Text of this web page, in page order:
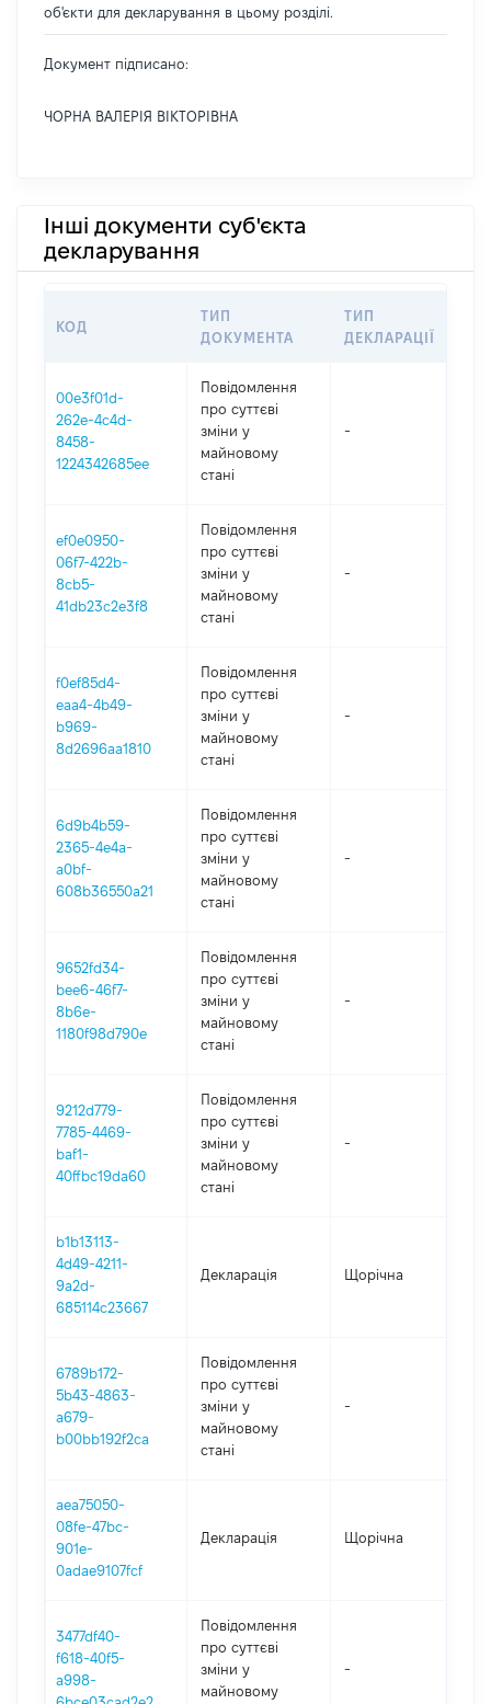
об'єкти для декларування в цьому розділі.
Документ підписано:
ЧОРНА ВАЛЕРІЯ ВІКТОРІВНА
Інші документи суб'єкта
декларування
КОД
ТИП
ДОКУМЕНТА
ТИП
ДЕКЛАРАЦІЇ
00e3f01d-
262e-4c4d-
8458-
1224342685ee
Повідомлення
про суттєві
зміни y
майновому
стані
-
ef0e0950-
06f7-422b-
8cb5-
41db23c2e3f8
Повідомлення
про суттєві
зміни y
майновому
стані
-
f0ef85d4-
eaa4-4b49-
b969-
8d2696aa1810
Повідомлення
про суттєві
зміни y
майновому
стані
-
6d9b4b59-
2365-4e4a-
a0bf-
608b36550a21
Повідомлення
про суттєві
зміни y
майновому
стані
-
9652fd34-
bee6-46f7-
8b6e-
1180f98d790e
Повідомлення
про суттєві
зміни y
майновому
стані
-
9212d779-
7785-4469-
baf1-
40ffbc19da60
Повідомлення
про суттєві
зміни y
майновому
стані
-
b1b13113-
4d49-4211-
9a2d-
685114c23667
Декларація Щорічна
6789b172-
5b43-4863-
a679-
b00bb192f2ca
Повідомлення
про суттєві
зміни y
майновому
стані
-
aea75050-
08fe-47bc-
901e-
0adae9107fcf
Декларація Щорічна
3477df40-
f618-40f5-
a998-
Повідомлення
про суттєві
зміни y
майновому
-